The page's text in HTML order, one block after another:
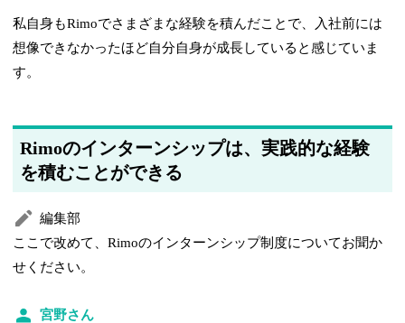
私自身もRimoでさまざまな経験を積んだことで、入社前には
想像できなかったほど自分自身が成長していると感じていま
す。
Rimoのインターンシップは、実践的な経験
を積むことができる
編集部
ここで改めて、Rimoのインターンシップ制度についてお聞か
せください。
宮野さん